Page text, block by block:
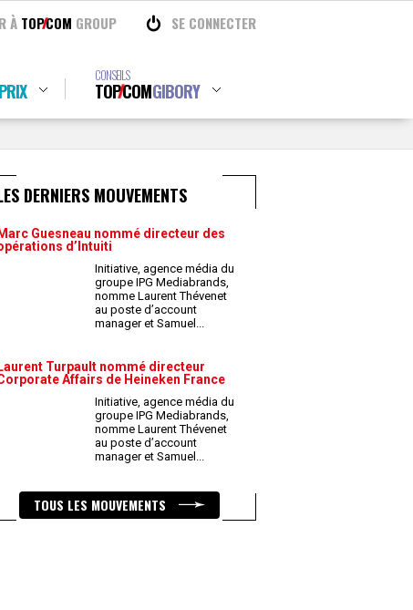
À TOPCOM GROUP SE CONNECTER
CONSEILS
TOPCOMGIBORY
DERNIERS MOUVEMENTS
Marc Guesneau nommé directeur des
d’Intuiti
Initiative, agence média du
groupe IPG Mediabrands,
nomme Laurent Thévenet
au poste d’account
manager et Samuel...
Laurent Turpault nommé directeur
Affairs de Heineken France
Initiative, agence média du
groupe IPG Mediabrands,
nomme Laurent Thévenet
au poste d’account
manager et Samuel...
TOUS LES MOUVEMENTS